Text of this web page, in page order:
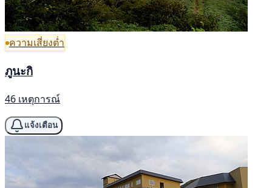
ความเสี่ยงต่ำ
ภูนะกิ
46 เหตุการณ์
แจ้งเตือน